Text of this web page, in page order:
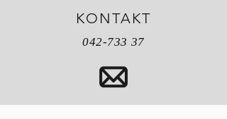
KONTAKT
042-733 37